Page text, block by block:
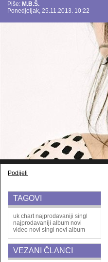
Piše: M.B.Š.
Ponedjeljak, 25.11.2013. 10:22
Podijeli
TAGOVI
uk chart najprodavaniji singl
najprodavaniji album novi
video novi singl novi album
VEZANI ČLANCI